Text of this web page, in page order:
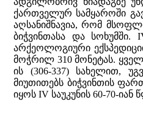
ქართველურ სამყაროში
აღსანიშნავია, რომ
ბიჭვინთასა და სოხუმში.
არქეოლოგიური
მოჭრილ 310 მონეტას.
ის (306-337) სახელით,
მიუთითებს ბიჭვინთის
იყოს IV საუკუნის 60-70-